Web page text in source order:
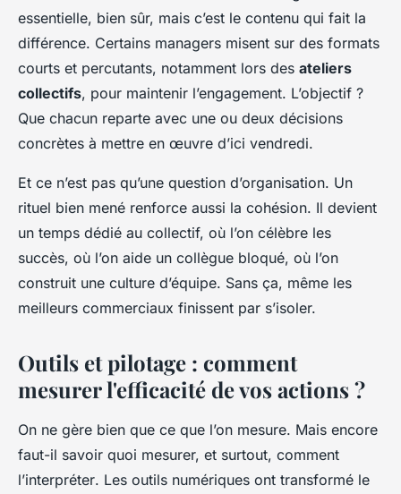
essentielle, bien sûr, mais c’est le contenu qui fait la
différence. Certains managers misent sur des formats
courts et percutants, notamment lors des ateliers
collectifs, pour maintenir l’engagement. L’objectif ?
Que chacun reparte avec une ou deux décisions
concrètes à mettre en œuvre d’ici vendredi.
Et ce n’est pas qu’une question d’organisation. Un
rituel bien mené renforce aussi la cohésion. Il devient
un temps dédié au collectif, où l’on célèbre les
succès, où l’on aide un collègue bloqué, où l’on
construit une culture d’équipe. Sans ça, même les
meilleurs commerciaux finissent par s’isoler.
Outils et pilotage : comment
mesurer l'efficacité de vos actions ?
On ne gère bien que ce que l’on mesure. Mais encore
faut-il savoir quoi mesurer, et surtout, comment
l’interpréter. Les outils numériques ont transformé le